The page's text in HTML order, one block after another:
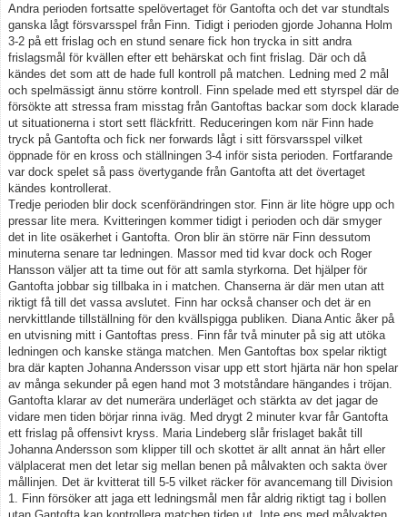
Andra perioden fortsatte spelövertaget för Gantofta och det var stundtals
ganska lågt försvarsspel från Finn. Tidigt i perioden gjorde Johanna Holm
3-2 på ett frislag och en stund senare fick hon trycka in sitt andra
frislagsmål för kvällen efter ett behärskat och fint frislag. Där och då
kändes det som att de hade full kontroll på matchen. Ledning med 2 mål
och spelmässigt ännu större kontroll. Finn spelade med ett styrspel där de
försökte att stressa fram misstag från Gantoftas backar som dock klarade
ut situationerna i stort sett fläckfritt. Reduceringen kom när Finn hade
tryck på Gantofta och fick ner forwards lågt i sitt försvarsspel vilket
öppnade för en kross och ställningen 3-4 inför sista perioden. Fortfarande
var dock spelet så pass övertygande från Gantofta att det övertaget
kändes kontrollerat.
Tredje perioden blir dock scenförändringen stor. Finn är lite högre upp och
pressar lite mera. Kvitteringen kommer tidigt i perioden och där smyger
det in lite osäkerhet i Gantofta. Oron blir än större när Finn dessutom
minuterna senare tar ledningen. Massor med tid kvar dock och Roger
Hansson väljer att ta time out för att samla styrkorna. Det hjälper för
Gantofta jobbar sig tillbaka in i matchen. Chanserna är där men utan att
riktigt få till det vassa avslutet. Finn har också chanser och det är en
nervkittlande tillställning för den kvällspigga publiken. Diana Antic åker på
en utvisning mitt i Gantoftas press. Finn får två minuter på sig att utöka
ledningen och kanske stänga matchen. Men Gantoftas box spelar riktigt
bra där kapten Johanna Andersson visar upp ett stort hjärta när hon spelar
av många sekunder på egen hand mot 3 motståndare hängandes i tröjan.
Gantofta klarar av det numerära underläget och stärkta av det jagar de
vidare men tiden börjar rinna iväg. Med drygt 2 minuter kvar får Gantofta
ett frislag på offensivt kryss. Maria Lindeberg slår frislaget bakåt till
Johanna Andersson som klipper till och skottet är allt annat än hårt eller
välplacerat men det letar sig mellan benen på målvakten och sakta över
mållinjen. Det är kvitterat till 5-5 vilket räcker för avancemang till Division
1. Finn försöker att jaga ett ledningsmål men får aldrig riktigt tag i bollen